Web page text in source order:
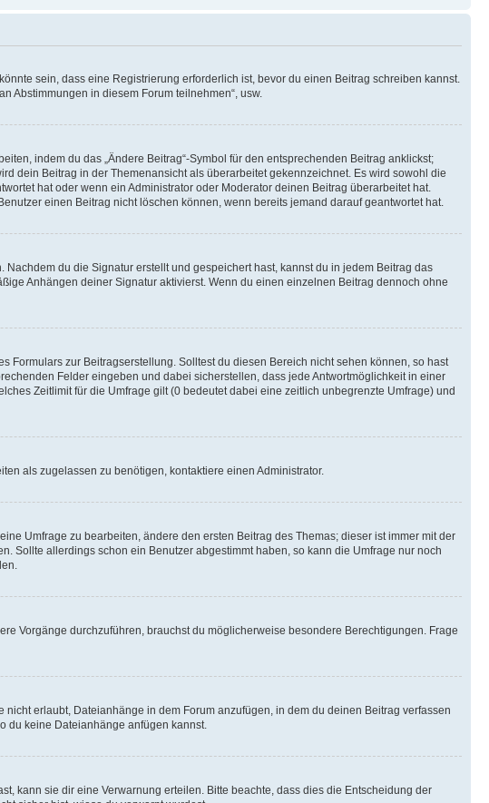
sein, dass eine Registrierung erforderlich ist, bevor du einen Beitrag schreiben kannst.
Abstimmungen in diesem Forum teilnehmen“, usw.
indem du das „Ändere Beitrag“-Symbol für den entsprechenden Beitrag anklickst;
dein Beitrag in der Themenansicht als überarbeitet gekennzeichnet. Es wird sowohl die
hat oder wenn ein Administrator oder Moderator deinen Beitrag überarbeitet hat.
einen Beitrag nicht löschen können, wenn bereits jemand darauf geantwortet hat.
du die Signatur erstellt und gespeichert hast, kannst du in jedem Beitrag das
Anhängen deiner Signatur aktivierst. Wenn du einen einzelnen Beitrag dennoch ohne
Formulars zur Beitragserstellung. Solltest du diesen Bereich nicht sehen können, so hast
Felder eingeben und dabei sicherstellen, dass jede Antwortmöglichkeit in einer
Zeitlimit für die Umfrage gilt (0 bedeutet dabei eine zeitlich unbegrenzte Umfrage) und
als zugelassen zu benötigen, kontaktiere einen Administrator.
Umfrage zu bearbeiten, ändere den ersten Beitrag des Themas; dieser ist immer mit der
Sollte allerdings schon ein Benutzer abgestimmt haben, so kann die Umfrage nur noch
Vorgänge durchzuführen, brauchst du möglicherweise besondere Berechtigungen. Frage
erlaubt, Dateianhänge in dem Forum anzufügen, in dem du deinen Beitrag verfassen
du keine Dateianhänge anfügen kannst.
kann sie dir eine Verwarnung erteilen. Bitte beachte, dass dies die Entscheidung der